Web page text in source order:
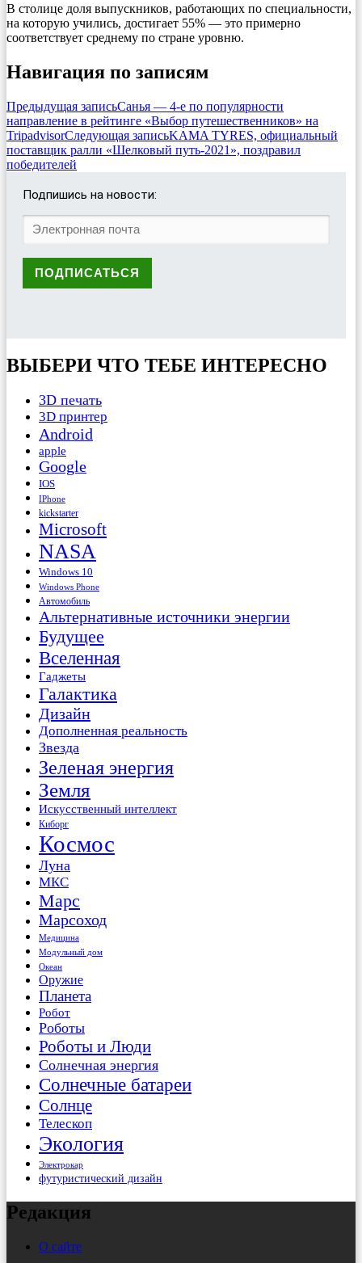
В столице доля выпускников, работающих по специальности,
на которую учились, достигает 55% — это примерно
соответствует среднему по стране уровню.
Навигация по записям
Предыдущая записьСанья — 4-е по популярности
направление в рейтинге «Выбор путешественников» на
TripadvisorСледующая записьKAMA TYRES, официальный
поставщик ралли «Шелковый путь-2021», поздравил
победителей
Подпишись на новости:
ВЫБЕРИ ЧТО ТЕБЕ ИНТЕРЕСНО
3D печать
3D принтер
Android
apple
Google
IOS
IPhone
kickstarter
Microsoft
NASA
Windows 10
Windows Phone
Автомобиль
Альтернативные источники энергии
Будущее
Вселенная
Гаджеты
Галактика
Дизайн
Дополненная реальность
Звезда
Зеленая энергия
Земля
Искусственный интеллект
Киборг
Космос
Луна
МКС
Марс
Марсоход
Медицина
Модульный дом
Океан
Оружие
Планета
Робот
Роботы
Роботы и Люди
Солнечная энергия
Солнечные батареи
Солнце
Телескоп
Экология
Электрокар
футуристический дизайн
Редакция
О сайте